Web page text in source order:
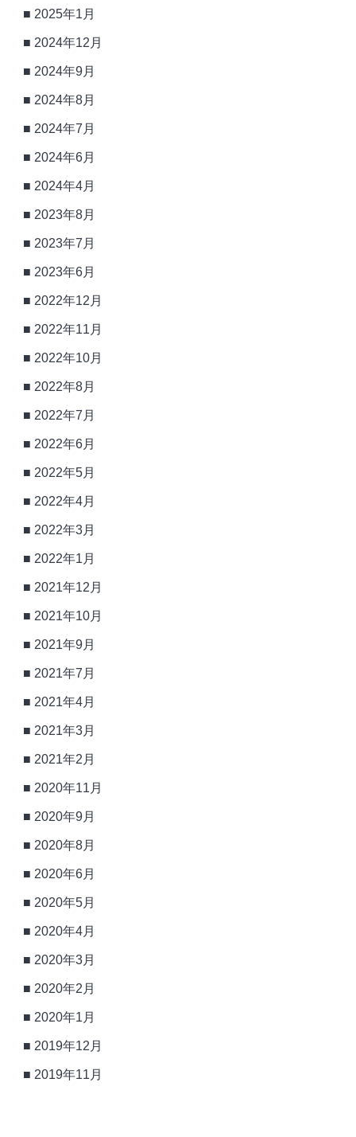
2025年1月
2024年12月
2024年9月
2024年8月
2024年7月
2024年6月
2024年4月
2023年8月
2023年7月
2023年6月
2022年12月
2022年11月
2022年10月
2022年8月
2022年7月
2022年6月
2022年5月
2022年4月
2022年3月
2022年1月
2021年12月
2021年10月
2021年9月
2021年7月
2021年4月
2021年3月
2021年2月
2020年11月
2020年9月
2020年8月
2020年6月
2020年5月
2020年4月
2020年3月
2020年2月
2020年1月
2019年12月
2019年11月